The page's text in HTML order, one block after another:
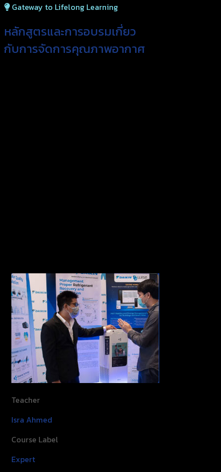
Gateway to Lifelong Learning
หลักสูตรและการอบรมเกี่ยว
กับการจัดการคุณภาพอากาศ
Teacher
Isra Ahmed
Course Label
Expert